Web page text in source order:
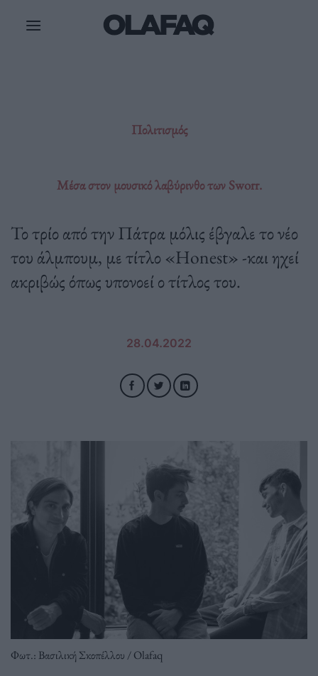
Πολιτισμός
Μέσα στον μουσικό λαβύρινθο των Sworr.
Το τρίο από την Πάτρα μόλις έβγαλε το νέο
του άλμπουμ, με τίτλο «Ηonest» -και ηχεί
ακριβώς όπως υπονοεί ο τίτλος του.
28.04.2022
Φωτ.: Βασιλική Σκοπέλλου / Olafaq